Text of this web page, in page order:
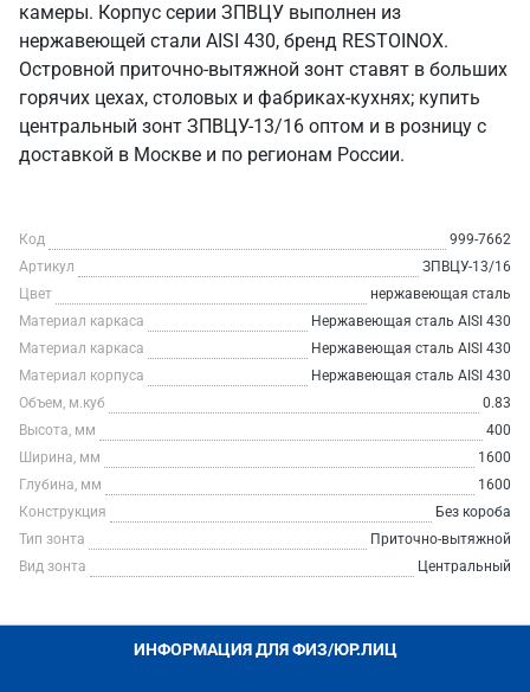
камеры. Корпус серии ЗПВЦУ выполнен из
нержавеющей стали AISI 430, бренд RESTOINOX.
Островной приточно-вытяжной зонт ставят в больших
горячих цехах, столовых и фабриках-кухнях; купить
центральный зонт ЗПВЦУ-13/16 оптом и в розницу с
доставкой в Москве и по регионам России.
Код
999-7662
Артикул
ЗПВЦУ-13/16
Цвет
нержавеющая сталь
Материал каркаса
Нержавеющая сталь AISI 430
Материал каркаса
Нержавеющая сталь AISI 430
Материал корпуса
Нержавеющая сталь AISI 430
Объем, м.куб
0.83
Высота, мм
400
Ширина, мм
1600
Глубина, мм
1600
Конструкция
Без короба
Тип зонта
Приточно-вытяжной
Вид зонта
Центральный
ИНФОРМАЦИЯ ДЛЯ ФИЗ/ЮР.ЛИЦ